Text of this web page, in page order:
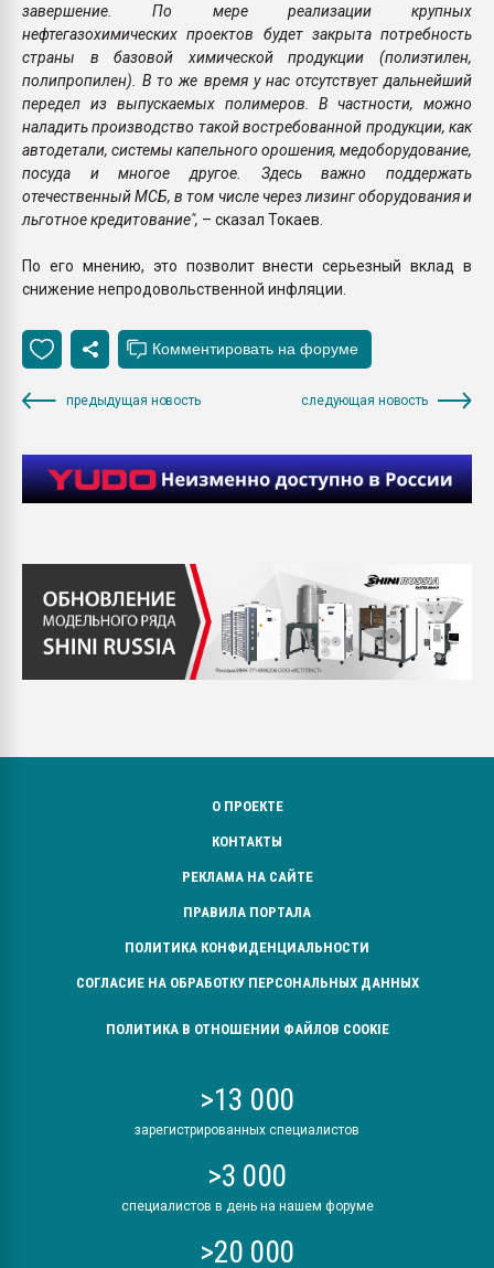
завершение. По мере реализации крупных
нефтегазохимических проектов будет закрыта потребность
страны в базовой химической продукции (полиэтилен,
полипропилен). В то же время у нас отсутствует дальнейший
передел из выпускаемых полимеров. В частности, можно
наладить производство такой востребованной продукции, как
автодетали, системы капельного орошения, медоборудование,
посуда и многое другое. Здесь важно поддержать
отечественный МСБ, в том числе через лизинг оборудования и
льготное кредитование", – сказал Токаев.
По его мнению, это позволит внести серьезный вклад в
снижение непродовольственной инфляции.
предыдущая новость следующая новость
О ПРОЕКТЕ
КОНТАКТЫ
РЕКЛАМА НА САЙТЕ
ПРАВИЛА ПОРТАЛА
ПОЛИТИКА КОНФИДЕНЦИАЛЬНОСТИ
СОГЛАСИЕ НА ОБРАБОТКУ ПЕРСОНАЛЬНЫХ ДАННЫХ
ПОЛИТИКА В ОТНОШЕНИИ ФАЙЛОВ COOKIE
>13 000
зарегистрированных специалистов
>3 000
специалистов в день на нашем форуме
>20 000